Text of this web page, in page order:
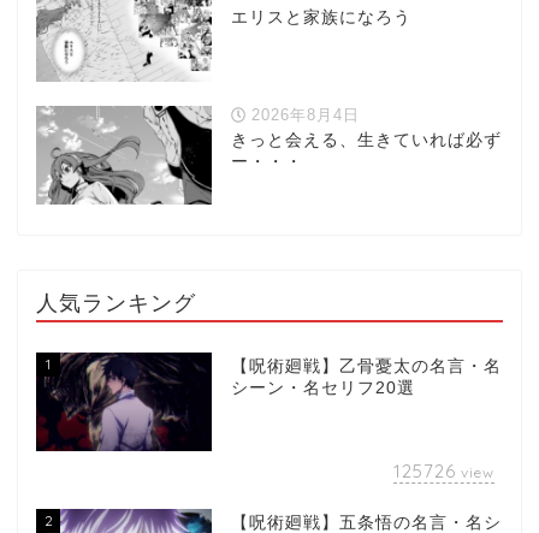
エリスと家族になろう
2026年8月4日
きっと会える、生きていれば必ず
ー・・・
人気ランキング
1
【呪術廻戦】乙骨憂太の名言・名
シーン・名セリフ20選
125726 view
2
【呪術廻戦】五条悟の名言・名シ